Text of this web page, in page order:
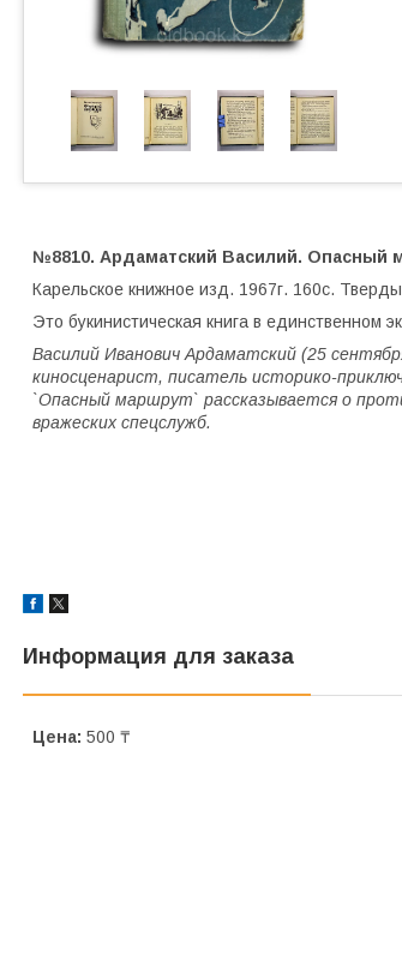
№8810. Ардаматский Василий. Опасный
Карельское книжное изд. 1967г. 160с.
Это букинистическая книга в единственном
Василий Иванович Ардаматский (25
киносценарист, писатель историко-
`Опасный маршрут` рассказывается о
вражеских спецслужб.
Информация для заказа
Цена: 500 ₸